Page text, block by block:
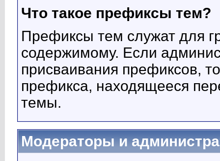
Что такое префиксы тем?
Префиксы тем служат для
содержимому. Если
присваивания префиксов,
префикса, находящееся
темы.
Модераторы и